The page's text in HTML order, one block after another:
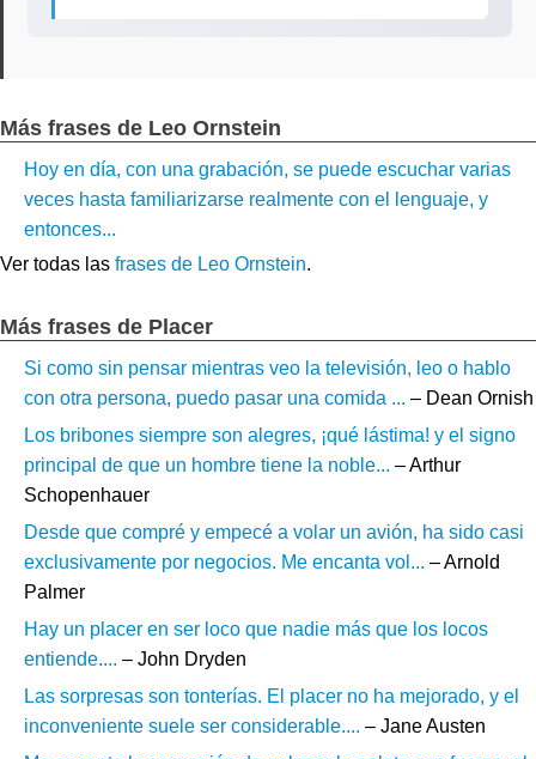
Más frases de Leo Ornstein
Hoy en día, con una grabación, se puede escuchar varias
veces hasta familiarizarse realmente con el lenguaje, y
entonces...
Ver todas las frases de Leo Ornstein.
Más frases de Placer
Si como sin pensar mientras veo la televisión, leo o hablo
con otra persona, puedo pasar una comida ... – Dean Ornish
Los bribones siempre son alegres, ¡qué lástima! y el signo
principal de que un hombre tiene la noble... – Arthur
Schopenhauer
Desde que compré y empecé a volar un avión, ha sido casi
exclusivamente por negocios. Me encanta vol... – Arnold
Palmer
Hay un placer en ser loco que nadie más que los locos
entiende.... – John Dryden
Las sorpresas son tonterías. El placer no ha mejorado, y el
inconveniente suele ser considerable.... – Jane Austen